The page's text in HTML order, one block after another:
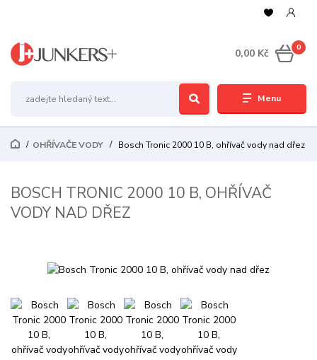
Menu
0
0,00 Kč
OHŘÍVAČE VODY Bosch Tronic 2000 10 B, ohřívač vody nad dřez
BOSCH TRONIC 2000 10 B, OHŘÍVAČ
VODY NAD DŘEZ